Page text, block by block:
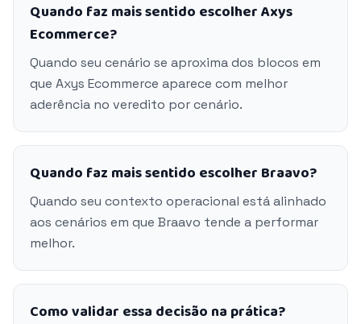
Quando faz mais sentido escolher Axys
Ecommerce?
Quando seu cenário se aproxima dos blocos em
que Axys Ecommerce aparece com melhor
aderência no veredito por cenário.
Quando faz mais sentido escolher Braavo?
Quando seu contexto operacional está alinhado
aos cenários em que Braavo tende a performar
melhor.
Como validar essa decisão na prática?